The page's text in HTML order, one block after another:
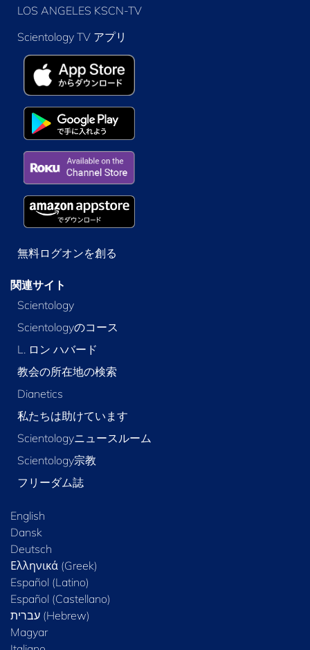
LOS ANGELES KSCN-TV
Scientology TV アプリ
無料ログオンを創る
関連サイト
Scientology
Scientologyのコース
L. ロン ハバード
教会の所在地の検索
Dianetics
私たちは助けています
Scientologyニュースルーム
Scientology宗教
フリーダム誌
English
Dansk
Deutsch
Ελληνικά (Greek)
Español (Latino)
Español (Castellano)
Magyar